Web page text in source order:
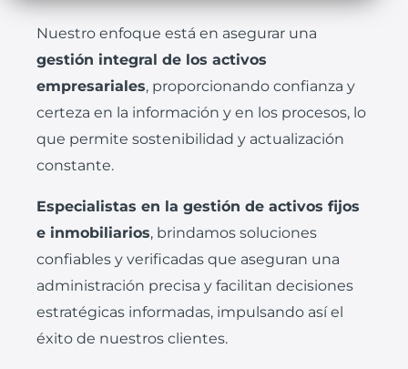
Nuestro enfoque está en asegurar una
gestión integral de los activos
empresariales, proporcionando confianza y
certeza en la información y en los procesos, lo
que permite sostenibilidad y actualización
constante.
Especialistas en la gestión de activos fijos
e inmobiliarios, brindamos soluciones
confiables y verificadas que aseguran una
administración precisa y facilitan decisiones
estratégicas informadas, impulsando así el
éxito de nuestros clientes.